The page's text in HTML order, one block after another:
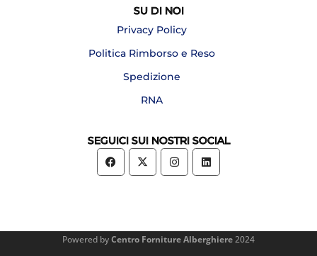
SU DI NOI
Privacy Policy
Politica Rimborso e Reso
Spedizione
RNA
SEGUICI SUI NOSTRI SOCIAL
Powered byCentro Forniture Alberghiere2024